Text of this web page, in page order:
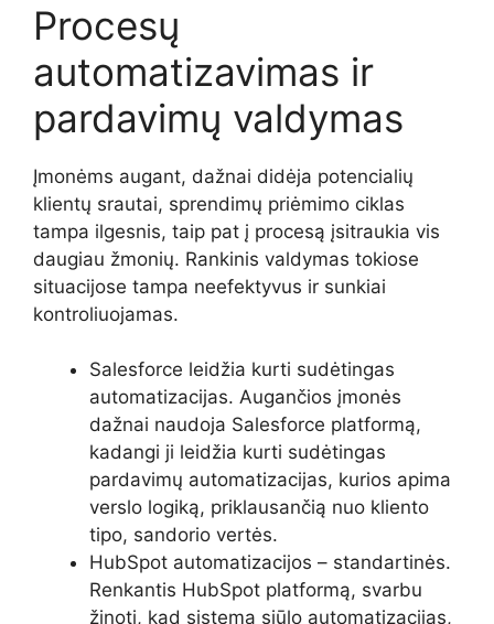
Procesų
automatizavimas ir
pardavimų valdymas
Įmonėms augant, dažnai didėja potencialių
klientų srautai, sprendimų priėmimo ciklas
tampa ilgesnis, taip pat į procesą įsitraukia vis
daugiau žmonių. Rankinis valdymas tokiose
situacijose tampa neefektyvus ir sunkiai
kontroliuojamas.
Salesforce leidžia kurti sudėtingas
automatizacijas. Augančios įmonės
dažnai naudoja Salesforce platformą,
kadangi ji leidžia kurti sudėtingas
pardavimų automatizacijas, kurios apima
verslo logiką, priklausančią nuo kliento
tipo, sandorio vertės.
HubSpot automatizacijos – standartinės.
Renkantis HubSpot platformą, svarbu
žinoti, kad sistema siūlo automatizacijas,